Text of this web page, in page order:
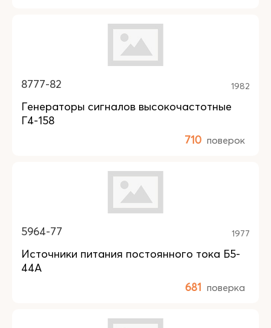
8777-82 1982
Генераторы сигналов высокочастотные
Г4-158
710 поверок
5964-77 1977
Источники питания постоянного тока Б5-
44А
681 поверка